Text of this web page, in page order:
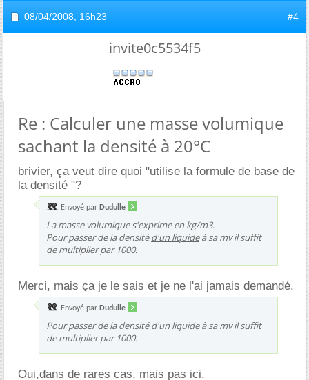
08/04/2008, 16h23 #4
invite0c5534f5
Re : Calculer une masse volumique
sachant la densité à 20°C
brivier, ça veut dire quoi "utilise la formule de base de
la densité "?
Envoyé par Dudulle
La masse volumique s'exprime en kg/m3.
Pour passer de la densitéd'un liquideà sa mv il suffit
de multiplier par 1000.
Merci, mais ça je le sais et je ne l'ai jamais demandé.
Envoyé par Dudulle
Pour passer de la densitéd'un liquideà sa mv il suffit
de multiplier par 1000.
Oui,dans de rares cas, mais pas ici.